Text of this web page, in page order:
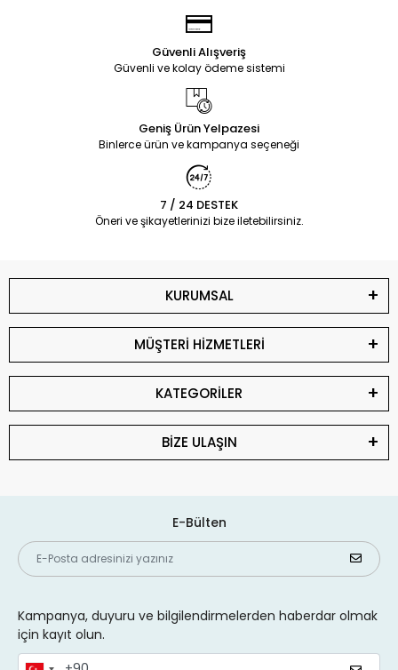
Güvenli Alışveriş
Güvenli ve kolay ödeme sistemi
Geniş Ürün Yelpazesi
Binlerce ürün ve kampanya seçeneği
7 / 24 DESTEK
Öneri ve şikayetlerinizi bize iletebilirsiniz.
KURUMSAL
MÜŞTERİ HİZMETLERİ
KATEGORİLER
BİZE ULAŞIN
E-Bülten
Kampanya, duyuru ve bilgilendirmelerden haberdar olmak
için kayıt olun.